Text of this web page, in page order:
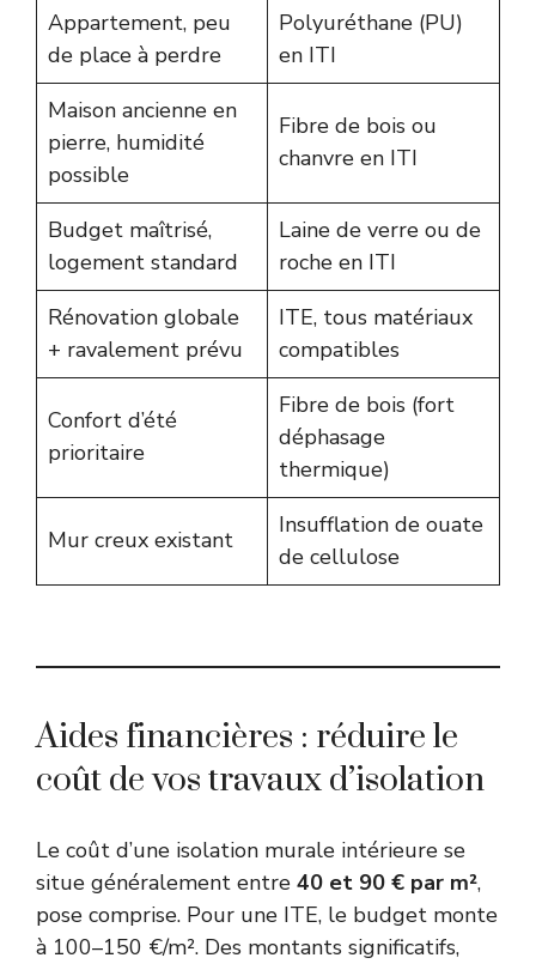
Appartement, peu
de place à perdre
Polyuréthane (PU)
en ITI
Maison ancienne en
pierre, humidité
possible
Fibre de bois ou
chanvre en ITI
Budget maîtrisé,
logement standard
Laine de verre ou de
roche en ITI
Rénovation globale
+ ravalement prévu
ITE, tous matériaux
compatibles
Confort d’été
prioritaire
Fibre de bois (fort
déphasage
thermique)
Mur creux existant
Insufflation de ouate
de cellulose
Aides financières : réduire le
coût de vos travaux d’isolation
Le coût d’une isolation murale intérieure se
situe généralement entre 40 et 90 € par m²,
pose comprise. Pour une ITE, le budget monte
à 100–150 €/m². Des montants significatifs,